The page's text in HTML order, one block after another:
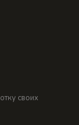
своих